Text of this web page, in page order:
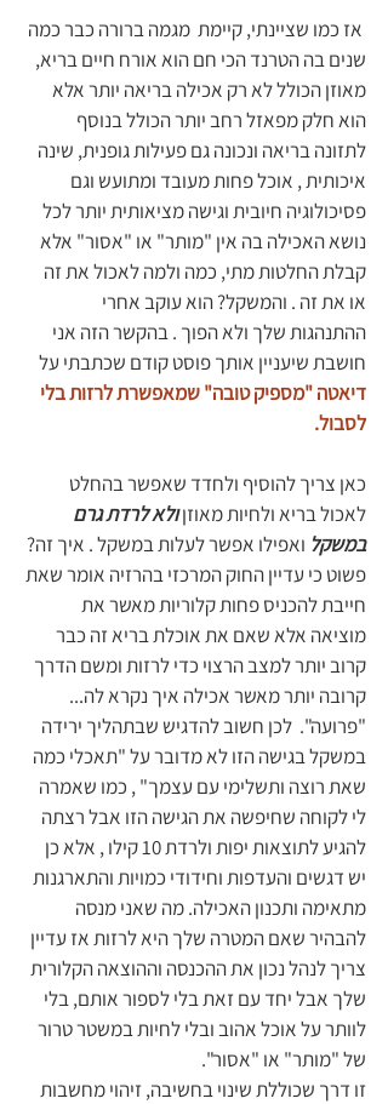
אז כמו שציינתי, קיימת  מגמה ברורה כבר כמה
שנים בה הטרנד הכי חם הוא אורח חיים בריא,
מאוזן הכולל לא רק אכילה בריאה יותר אלא
הוא חלק מפאזל רחב יותר הכולל בנוסף
לתזונה בריאה ונכונה גם פעילות גופנית, שינה
איכותית , אוכל פחות מעובד ומתועש וגם
פסיכולוגיה חיובית וגישה מציאותית יותר לכל
נושא האכילה בה אין "מותר" או "אסור" אלא
קבלת החלטות מתי, כמה ולמה לאכול את זה
או את זה . והמשקל? הוא עוקב אחרי
ההתנהגות שלך ולא הפוך . בהקשר הזה אני
חושבת שיעניין אותך פוסט קודם שכתבתי על
דיאטה "מספיק טובה" שמאפשרת לרזות בלי
לסבול.
כאן צריך להוסיף ולחדד שאפשר בהחלט
לאכול בריא ולחיות מאוזן ולא לרדת גרם
במשקל ואפילו אפשר לעלות במשקל . איך זה?
פשוט כי עדיין החוק המרכזי בהרזיה אומר שאת
חייבת להכניס פחות קלוריות מאשר את
מוציאה אלא שאם את אוכלת בריא זה כבר
קרוב יותר למצב הרצוי כדי לרזות ומשם הדרך
קרובה יותר מאשר אכילה איך נקרא לה...
"פרועה".  לכן חשוב להדגיש שבתהליך ירידה
במשקל בגישה הזו לא מדובר על "תאכלי כמה
שאת רוצה ותשלימי עם עצמך" , כמו שאמרה
לי לקוחה שחיפשה את הגישה הזו אבל רצתה
להגיע לתוצאות יפות ולרדת 10 קילו , אלא כן
יש דגשים והעדפות וחידודי כמויות והתארגנות
מתאימה ותכנון האכילה. מה שאני מנסה
להבהיר שאם המטרה שלך היא לרזות אז עדיין
צריך לנהל נכון את ההכנסה וההוצאה הקלורית
שלך אבל יחד עם זאת בלי לספור אותם, בלי
לוותר על אוכל אהוב ובלי לחיות במשטר טרור
של "מותר" או "אסור".
זו דרך שכוללת שינוי בחשיבה, זיהוי מחשבות